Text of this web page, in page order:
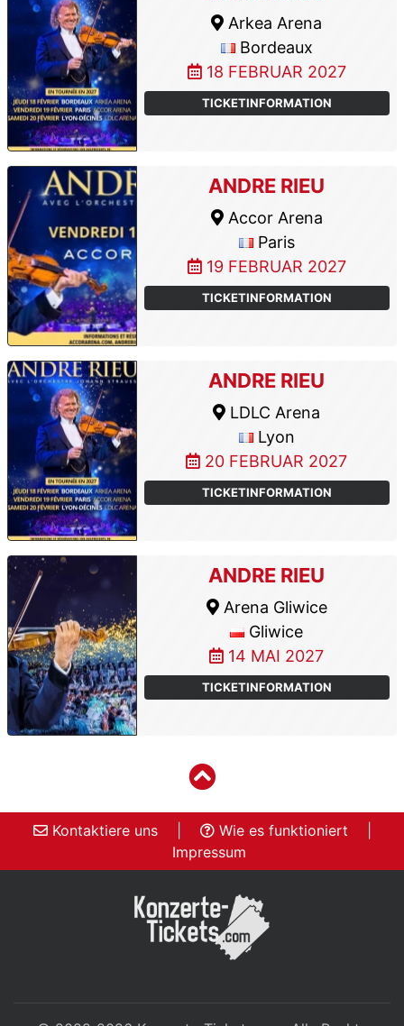
Arkea Arena
Bordeaux
18 FEBRUAR 2027
TICKETINFORMATION
ANDRE RIEU
Accor Arena
Paris
19 FEBRUAR 2027
TICKETINFORMATION
ANDRE RIEU
LDLC Arena
Lyon
20 FEBRUAR 2027
TICKETINFORMATION
ANDRE RIEU
Arena Gliwice
Gliwice
14 MAI 2027
TICKETINFORMATION
Kontaktiere uns Wie es funktioniert
Impressum